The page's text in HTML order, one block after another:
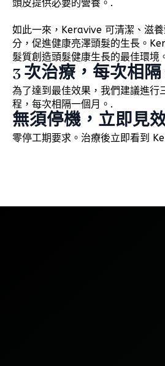
頭皮提供必要的營養。.
如此一來，Keravive 可清潔、滋
分，促進健康亮澤頭髮的生長。
髮質創造頭髮健康生長的最佳環境
3 次治療，每次相隔
為了達到最佳效果，我們建議進
程，每次相隔一個月。.
無須停機，立即見
零停工期要求。治療後立即看到